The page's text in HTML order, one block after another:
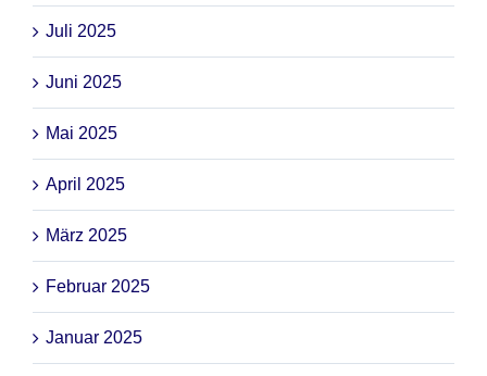
Juli 2025
Juni 2025
Mai 2025
April 2025
März 2025
Februar 2025
Januar 2025